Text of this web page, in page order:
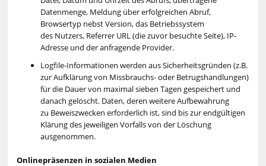
Datenmenge, Meldung über erfolgreichen Abruf,
Browsertyp nebst Version, das Betriebssystem
des Nutzers, Referrer URL (die zuvor besuchte Seite), IP-
Adresse und der anfragende Provider.
Logfile-Informationen werden aus Sicherheitsgründen (z.B.
zur Aufklärung von Missbrauchs- oder Betrugshandlungen)
für die Dauer von maximal sieben Tagen gespeichert und
danach gelöscht. Daten, deren weitere Aufbewahrung
zu Beweiszwecken erforderlich ist, sind bis zur endgültigen
Klärung des jeweiligen Vorfalls von der Löschung
ausgenommen.
Onlinepräsenzen in sozialen Medien